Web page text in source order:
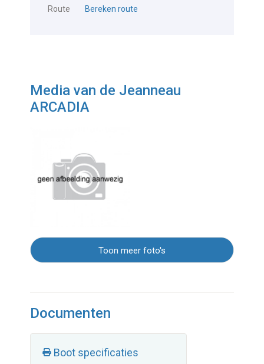
Route Bereken route
Media van de Jeanneau
ARCADIA
Toon meer foto's
Documenten
Boot specificaties